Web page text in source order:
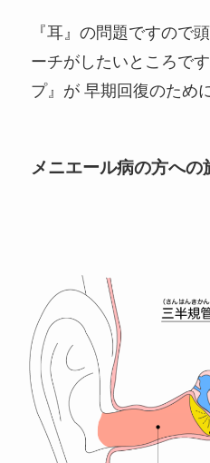
『耳』の問題ですので
ーチがしたいところで
プ』が 早期回復のため
メニエール病の方への